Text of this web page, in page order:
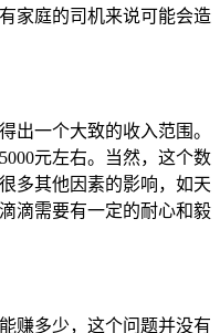
家庭的司机来说可能会造
出一个大致的收入范围。
元左右。当然，这个数
多其他因素的影响，如天
滴需要有一定的耐心和毅
赚多少，这个问题并没有